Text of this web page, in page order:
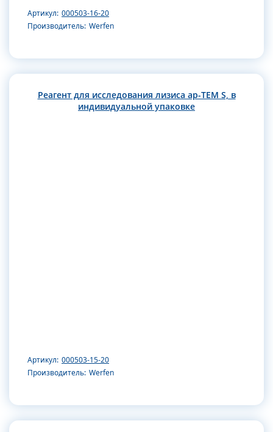
Артикул: 000503-16-20
Производитель: Werfen
Реагент для исследования лизиса ap-TEM S, в
индивидуальной упаковке
Артикул: 000503-15-20
Производитель: Werfen